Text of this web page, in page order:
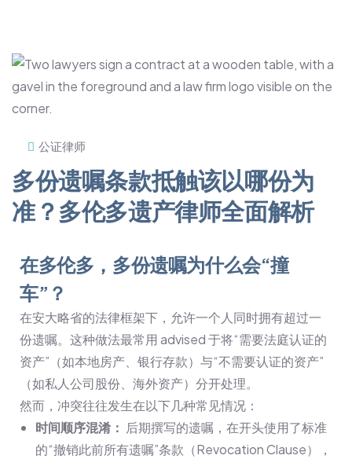
公证律师
多份遗嘱条款抵触该以哪份为
准？多伦多遗产律师全面解析
在多伦多，多份遗嘱为什么会“撞
车”？
在安大略省的法律框架下，允许一个人同时拥有超过一
份遗嘱。这种做法最常用 advised 于将“需要法庭认证的
资产”（如本地房产、银行存款）与“不需要认证的资产”
（如私人公司股份、海外资产）分开处理。
然而，冲突往往发生在以下几种常见情况：
时间顺序混淆： 后期撰写的遗嘱，在开头使用了标准
的“撤销此前所有遗嘱”条款（Revocation Clause），